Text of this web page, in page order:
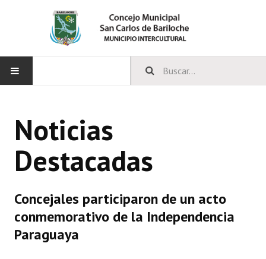
CONCEJO
Bloques Políticos
Comisiones Permanentes
Comisiones Especiales
Noticias
Destacadas
Concejales participaron de un acto
conmemorativo de la Independencia
Paraguaya